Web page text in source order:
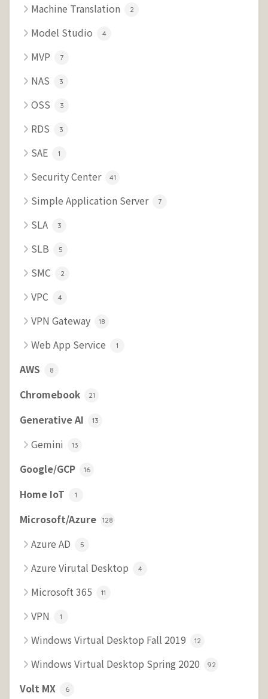
Machine Translation 2
Model Studio 4
MVP 7
NAS 3
OSS 3
RDS 3
SAE 1
Security Center 41
Simple Application Server 7
SLA 3
SLB 5
SMC 2
VPC 4
VPN Gateway 18
Web App Service 1
AWS 8
Chromebook 21
Generative AI 13
Gemini 13
Google/GCP 16
Home IoT 1
Microsoft/Azure 128
Azure AD 5
Azure Virutal Desktop 4
Microsoft 365 11
VPN 1
Windows Virtual Desktop Fall 2019 12
Windows Virtual Desktop Spring 2020 92
Volt MX 6